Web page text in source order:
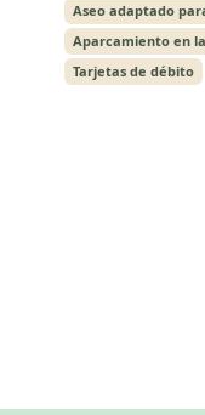
Aseo adaptado
Aparcamiento en
Tarjetas de débito